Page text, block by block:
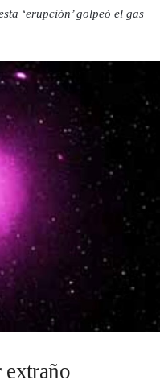
‘erupción’ golpeó el gas